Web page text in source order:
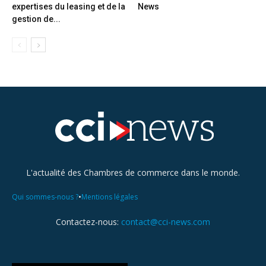
expertises du leasing et de la
gestion de...
News
L'actualité des Chambres de commerce dans le monde.
Qui sommes-nous ?•Mentions légales
Contactez-nous: contact@cci-news.com